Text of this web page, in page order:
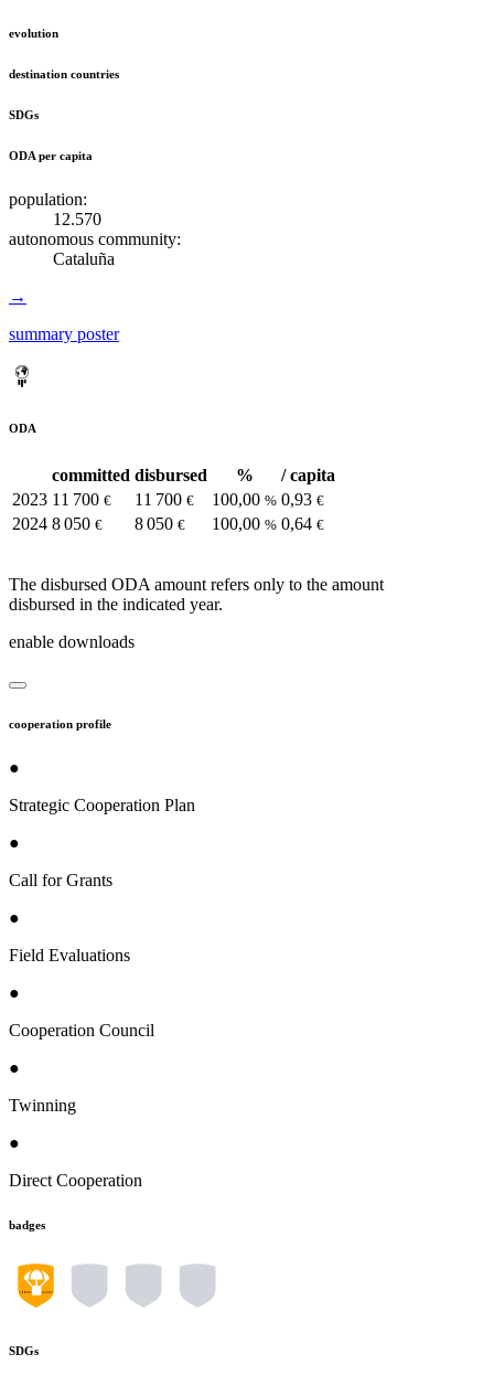
evolution
destination countries
SDGs
ODA per capita
population:
12.570
autonomous community:
Cataluña
→
summary poster
ODA
committed disbursed %
/ capita
2023 11 700 € 11 700 € 100,00 % 0,93 €
2024 8 050 € 8 050 € 100,00 % 0,64 €
The disbursed ODA amount refers only to the amount
disbursed in the indicated year.
enable downloads
cooperation profile
●
Strategic Cooperation Plan
●
Call for Grants
●
Field Evaluations
●
Cooperation Council
●
Twinning
●
Direct Cooperation
badges
SDGs